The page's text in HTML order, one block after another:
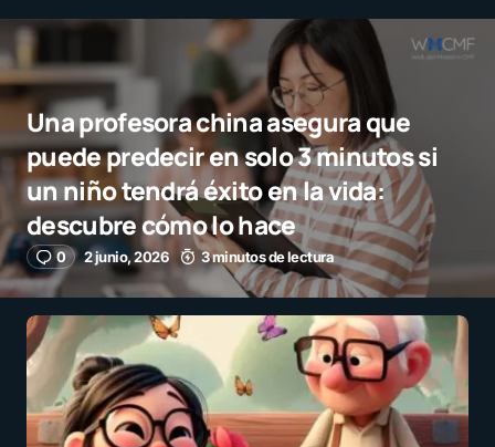
Una profesora china asegura que
puede predecir en solo 3 minutos si
un niño tendrá éxito en la vida:
descubre cómo lo hace
0 2 junio, 2026 3 minutos de lectura